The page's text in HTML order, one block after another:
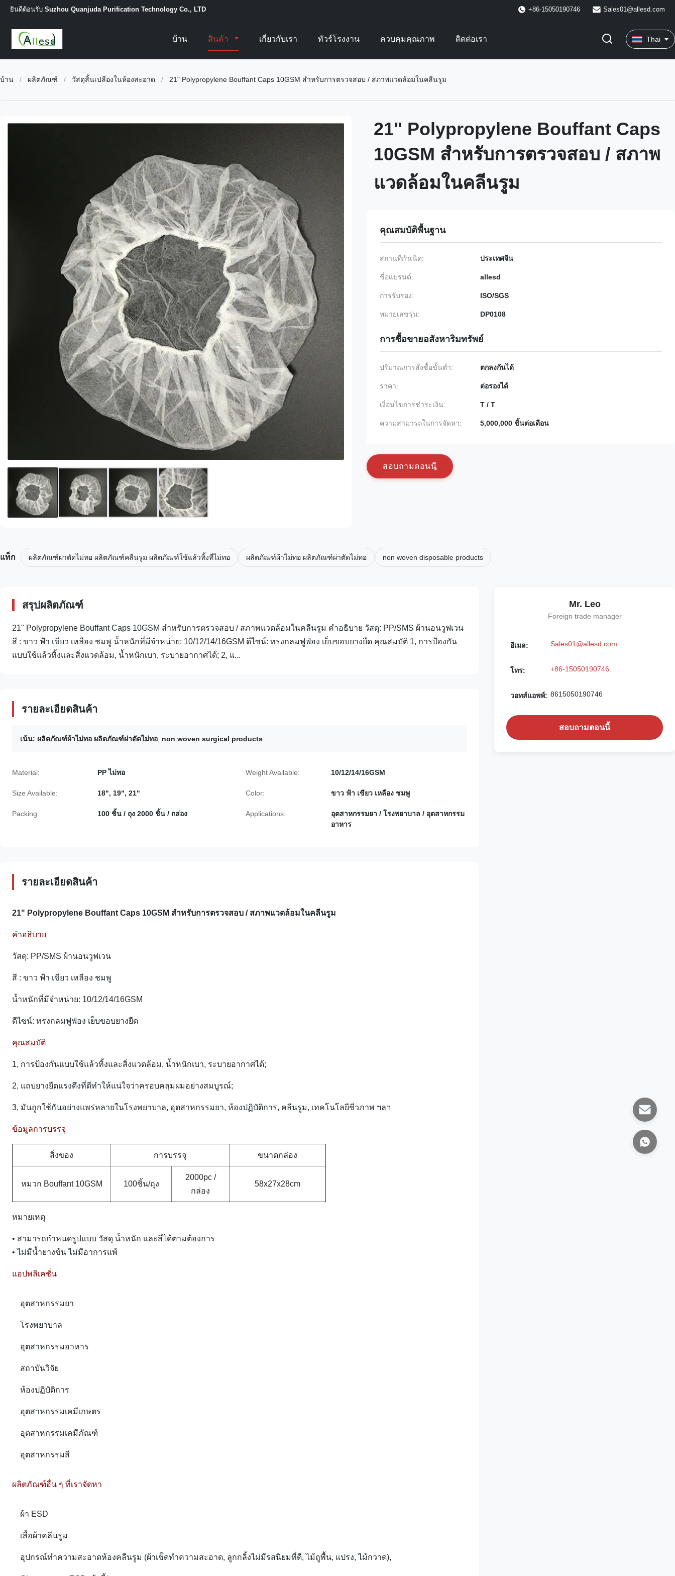
ยินดีต้อนรับ Suzhou Quanjuda Purification Technology Co., LTD +86-15050190746 Sales01@allesd.com
บ้าน สินค้า เกี่ยวกับเรา ทัวร์โรงงาน ควบคุมคุณภาพ ติดต่อเรา Thai
บ้าน / ผลิตภัณฑ์ / วัสดุสิ้นเปลืองในห้องสะอาด / 21" Polypropylene Bouffant Caps 10GSM สำหรับการตรวจสอบ / สภาพแวดล้อมในคลีนรูม
21" Polypropylene Bouffant Caps
10GSM สำหรับการตรวจสอบ / สภาพ
แวดล้อมในคลีนรูม
คุณสมบัติพื้นฐาน
สถานที่กำเนิด: ประเทศจีน
ชื่อแบรนด์: allesd
การรับรอง: ISO/SGS
หมายเลขรุ่น: DP0108
การซื้อขายอสังหาริมทรัพย์
ปริมาณการสั่งซื้อขั้นต่ำ: ตกลงกันได้
ราคา: ต่อรองได้
เงื่อนไขการชำระเงิน: T / T
ความสามารถในการจัดหา: 5,000,000 ชิ้นต่อเดือน
สอบถามตอนน
แท็ก ผลิตภัณฑ์ผ่าตัดไม่ทอ ผลิตภัณฑ์คลีนรูม ผลิตภัณฑ์ใช้แล้วทิ้งที่ไม่ทอ ผลิตภัณฑ์ผ้าไม่ทอ ผลิตภัณฑ์ผ่าตัดไม่ทอ non woven disposable products
สรุปผลิตภัณฑ์
21" Polypropylene Bouffant Caps 10GSM สำหรับการตรวจสอบ / สภาพแวดล้อมในคลีนรูม คำอธิบาย วัสดุ: PP/SMS ผ้านอนวูฟเวน
สี : ขาว ฟ้า เขียว เหลือง ชมพู น้ำหนักที่มีจำหน่าย: 10/12/14/16GSM ดีไซน์: ทรงกลมฟูฟ่อง เย็บขอบยางยืด คุณสมบัติ 1, การป้องกัน
แบบใช้แล้วทิ้งและสิ่งแวดล้อม, น้ำหนักเบา, ระบายอากาศได้; 2, แ...
รายละเอียดสินค้า
เน้น: ผลิตภัณฑ์ผ้าไม่ทอ ผลิตภัณฑ์ผ่าตัดไม่ทอ non woven surgical products
Material: PP ไม่ทอ Weight Available: 10/12/14/16GSM
Size Available: 18", 19", 21" Color: ขาว ฟ้า เขียว เหลือง ชมพู
Packing: 100 ชิ้น / ถุง 2000 ชิ้น / กล่อง Applications:
อุตสาหกรรมยา / โรงพยาบาล / อุตสาหกรรม
อาหาร
รายละเอียดสินค้า
21" Polypropylene Bouffant Caps 10GSM สำหรับการตรวจสอบ / สภาพแวดล้อมในคลีนรูม
คำอธิบาย
วัสดุ: PP/SMS ผ้านอนวูฟเวน
สี : ขาว ฟ้า เขียว เหลือง ชมพู
น้ำหนักที่มีจำหน่าย: 10/12/14/16GSM
ดีไซน์: ทรงกลมฟูฟ่อง เย็บขอบยางยืด
คุณสมบัติ
1, การป้องกันแบบใช้แล้วทิ้งและสิ่งแวดล้อม, น้ำหนักเบา, ระบายอากาศได้;
2, แถบยางยืดแรงดึงที่ดีทำให้แน่ใจว่าครอบคลุมผมอย่างสมบูรณ์;
3, มันถูกใช้กันอย่างแพร่หลายในโรงพยาบาล, อุตสาหกรรมยา, ห้องปฏิบัติการ, คลีนรูม, เทคโนโลยีชีวภาพ ฯลฯ
ข้อมูลการบรรจุ
สิ่งของ การบรรจุ ขนาดกล่อง
หมวก Bouffant 10GSM 100ชิ้น/ถุง
2000pc /
กล่อง
58x27x28cm
หมายเหตุ
• สามารถกำหนดรูปแบบ วัสดุ น้ำหนัก และสีได้ตามต้องการ
• ไม่มีน้ำยางข้น ไม่มีอาการแพ้
แอปพลิเคชั่น
อุตสาหกรรมยา
โรงพยาบาล
อุตสาหกรรมอาหาร
สถาบันวิจัย
ห้องปฏิบัติการ
อุตสาหกรรมเคมีเกษตร
อุตสาหกรรมเคมีภัณฑ์
อุตสาหกรรมสี
ผลิตภัณฑ์อื่น ๆ ที่เราจัดหา
ผ้า ESD
เสื้อผ้าคลีนรูม
อุปกรณ์ทำความสะอาดห้องคลีนรูม (ผ้าเช็ดทำความสะอาด, ลูกกลิ้งไม่มีรสนิยมที่ดี, ไม้ถูพื้น, แปรง, ไม้กวาด),
Mr. Leo
Foreign trade manager
อีเมล: Sales01@allesd.com
โทร: +86-15050190746
วอทส์แอพพ์: 8615050190746
สอบถามตอนนี้